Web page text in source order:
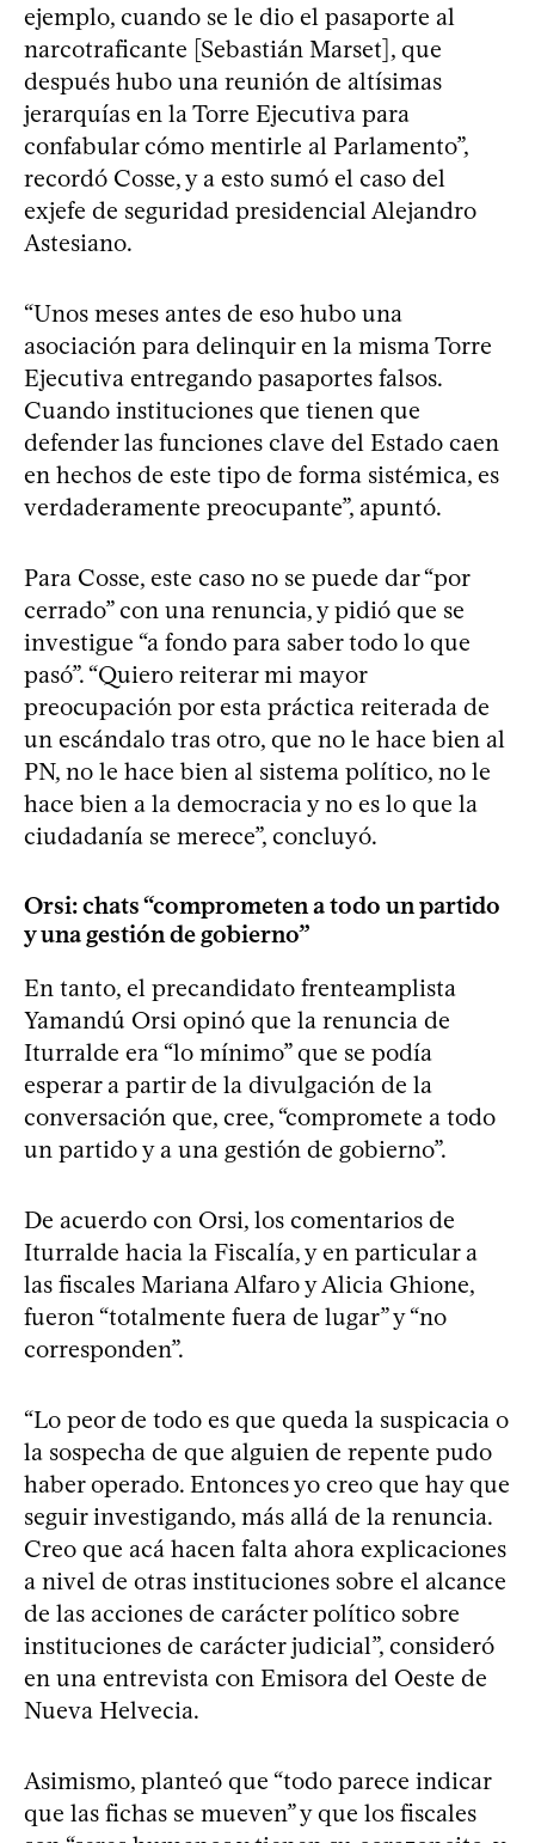
ejemplo, cuando se le dio el pasaporte al
narcotraficante [Sebastián Marset], que
después hubo una reunión de altísimas
jerarquías en la Torre Ejecutiva para
confabular cómo mentirle al Parlamento”,
recordó Cosse, y a esto sumó el caso del
exjefe de seguridad presidencial Alejandro
Astesiano.
“Unos meses antes de eso hubo una
asociación para delinquir en la misma Torre
Ejecutiva entregando pasaportes falsos.
Cuando instituciones que tienen que
defender las funciones clave del Estado caen
en hechos de este tipo de forma sistémica, es
verdaderamente preocupante”, apuntó.
Para Cosse, este caso no se puede dar “por
cerrado” con una renuncia, y pidió que se
investigue “a fondo para saber todo lo que
pasó”. “Quiero reiterar mi mayor
preocupación por esta práctica reiterada de
un escándalo tras otro, que no le hace bien al
PN, no le hace bien al sistema político, no le
hace bien a la democracia y no es lo que la
ciudadanía se merece”, concluyó.
Orsi: chats “comprometen a todo un partido
y una gestión de gobierno”
En tanto, el precandidato frenteamplista
Yamandú Orsi opinó que la renuncia de
Iturralde era “lo mínimo” que se podía
esperar a partir de la divulgación de la
conversación que, cree, “compromete a todo
un partido y a una gestión de gobierno”.
De acuerdo con Orsi, los comentarios de
Iturralde hacia la Fiscalía, y en particular a
las fiscales Mariana Alfaro y Alicia Ghione,
fueron “totalmente fuera de lugar” y “no
corresponden”.
“Lo peor de todo es que queda la suspicacia o
la sospecha de que alguien de repente pudo
haber operado. Entonces yo creo que hay que
seguir investigando, más allá de la renuncia.
Creo que acá hacen falta ahora explicaciones
a nivel de otras instituciones sobre el alcance
de las acciones de carácter político sobre
instituciones de carácter judicial”, consideró
en una entrevista con Emisora del Oeste de
Nueva Helvecia.
Asimismo, planteó que “todo parece indicar
que las fichas se mueven” y que los fiscales